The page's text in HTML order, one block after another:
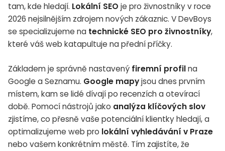
tam, kde hledají. Lokální SEO je pro živnostníky v roce
2026 nejsilnějším zdrojem nových zákaznic. V DevBoys
se specializujeme na technické SEO pro živnostníky,
které váš web katapultuje na přední příčky.
Základem je správně nastavený firemní profilna
Google a Seznamu. Google mapyjsou dnes prvním
místem, kam se lidé dívají po recenzích a otevírací
době. Pomocí nástrojů jako analýza klíčových slov
zjistíme, co přesně vaše potenciální klientky hledají, a
optimalizujeme web pro lokální vyhledávání v Praze
nebo vašem konkrétním městě. Tím zajistíte, že